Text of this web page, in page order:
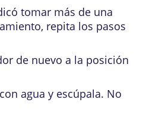
tomar más de una
repita los pasos
de nuevo a la posición
agua y escúpala. No